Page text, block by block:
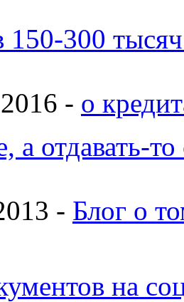
150-300
- о
а отдавать-
- Блог о
на